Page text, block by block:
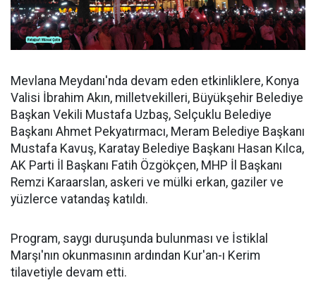
Mevlana Meydanı'nda devam eden etkinliklere, Konya
Valisi İbrahim Akın, milletvekilleri, Büyükşehir Belediye
Başkan Vekili Mustafa Uzbaş, Selçuklu Belediye
Başkanı Ahmet Pekyatırmacı, Meram Belediye Başkanı
Mustafa Kavuş, Karatay Belediye Başkanı Hasan Kılca,
AK Parti İl Başkanı Fatih Özgökçen, MHP İl Başkanı
Remzi Karaarslan, askeri ve mülki erkan, gaziler ve
yüzlerce vatandaş katıldı.
Program, saygı duruşunda bulunması ve İstiklal
Marşı'nın okunmasının ardından Kur'an-ı Kerim
tilavetiyle devam etti.